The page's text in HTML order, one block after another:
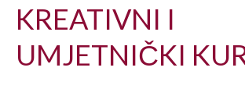
KREATIVNI I
UMJETNIČKI